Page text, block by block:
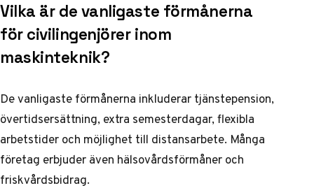
Vilka är de vanligaste förmånerna
för civilingenjörer inom
maskinteknik?
De vanligaste förmånerna inkluderar tjänstepension,
övertidsersättning, extra semesterdagar, flexibla
arbetstider och möjlighet till distansarbete. Många
företag erbjuder även hälsovårdsförmåner och
friskvårdsbidrag.